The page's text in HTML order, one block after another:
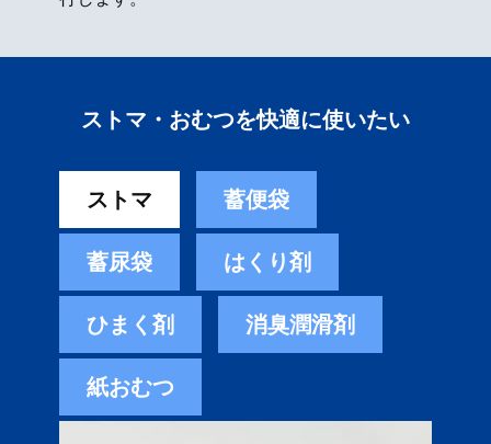
ストマ・おむつを快適に使いたい
ストマ 蓄便袋
蓄尿袋 はくり剤
ひまく剤 消臭潤滑剤
紙おむつ